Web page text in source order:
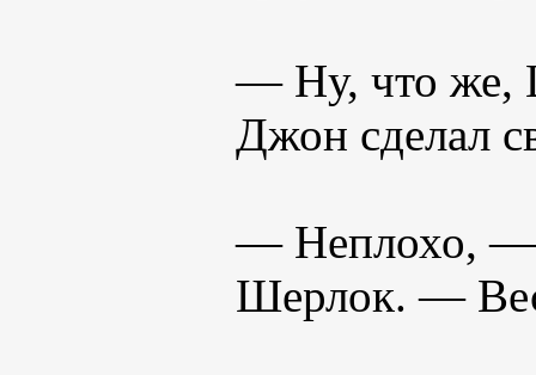
— Ну, что же,
Джон сделал
— Неплохо, —
Шерлок. —